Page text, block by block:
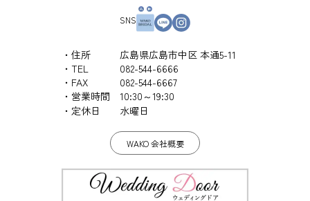
SNS
住所
広島県広島市中区 本通5-11
TEL
082-544-6666
FAX
082-544-6667
営業時間
10:30～19:30
定休日
水曜日
WAKO 会社概要